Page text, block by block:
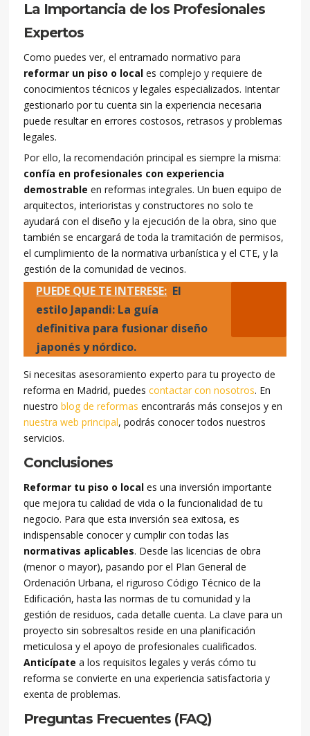
La Importancia de los Profesionales
Expertos
Como puedes ver, el entramado normativo para
reformar un piso o local es complejo y requiere de
conocimientos técnicos y legales especializados. Intentar
gestionarlo por tu cuenta sin la experiencia necesaria
puede resultar en errores costosos, retrasos y problemas
legales.
Por ello, la recomendación principal es siempre la misma:
confía en profesionales con experiencia
demostrable en reformas integrales. Un buen equipo de
arquitectos, interioristas y constructores no solo te
ayudará con el diseño y la ejecución de la obra, sino que
también se encargará de toda la tramitación de permisos,
el cumplimiento de la normativa urbanística y el CTE, y la
gestión de la comunidad de vecinos.
PUEDE QUE TE INTERESE: El
estilo Japandi: La guía
definitiva para fusionar diseño
japonés y nórdico.
Si necesitas asesoramiento experto para tu proyecto de
reforma en Madrid, puedescontactar con nosotros. En
nuestroblog de reformas encontrarás más consejos y en
nuestra web principal, podrás conocer todos nuestros
servicios.
Conclusiones
Reformar tu piso o local es una inversión importante
que mejora tu calidad de vida o la funcionalidad de tu
negocio. Para que esta inversión sea exitosa, es
indispensable conocer y cumplir con todas las
normativas aplicables. Desde las licencias de obra
(menor o mayor), pasando por el Plan General de
Ordenación Urbana, el riguroso Código Técnico de la
Edificación, hasta las normas de tu comunidad y la
gestión de residuos, cada detalle cuenta. La clave para un
proyecto sin sobresaltos reside en una planificación
meticulosa y el apoyo de profesionales cualificados.
Anticípate a los requisitos legales y verás cómo tu
reforma se convierte en una experiencia satisfactoria y
exenta de problemas.
Preguntas Frecuentes (FAQ)